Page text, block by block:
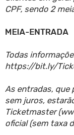
CPF, sendo 2
MEIA-ENTRADA
Todas
https://bit.ly/
As entradas, que
sem juros,
Ticketmaster
oficial (sem taxa